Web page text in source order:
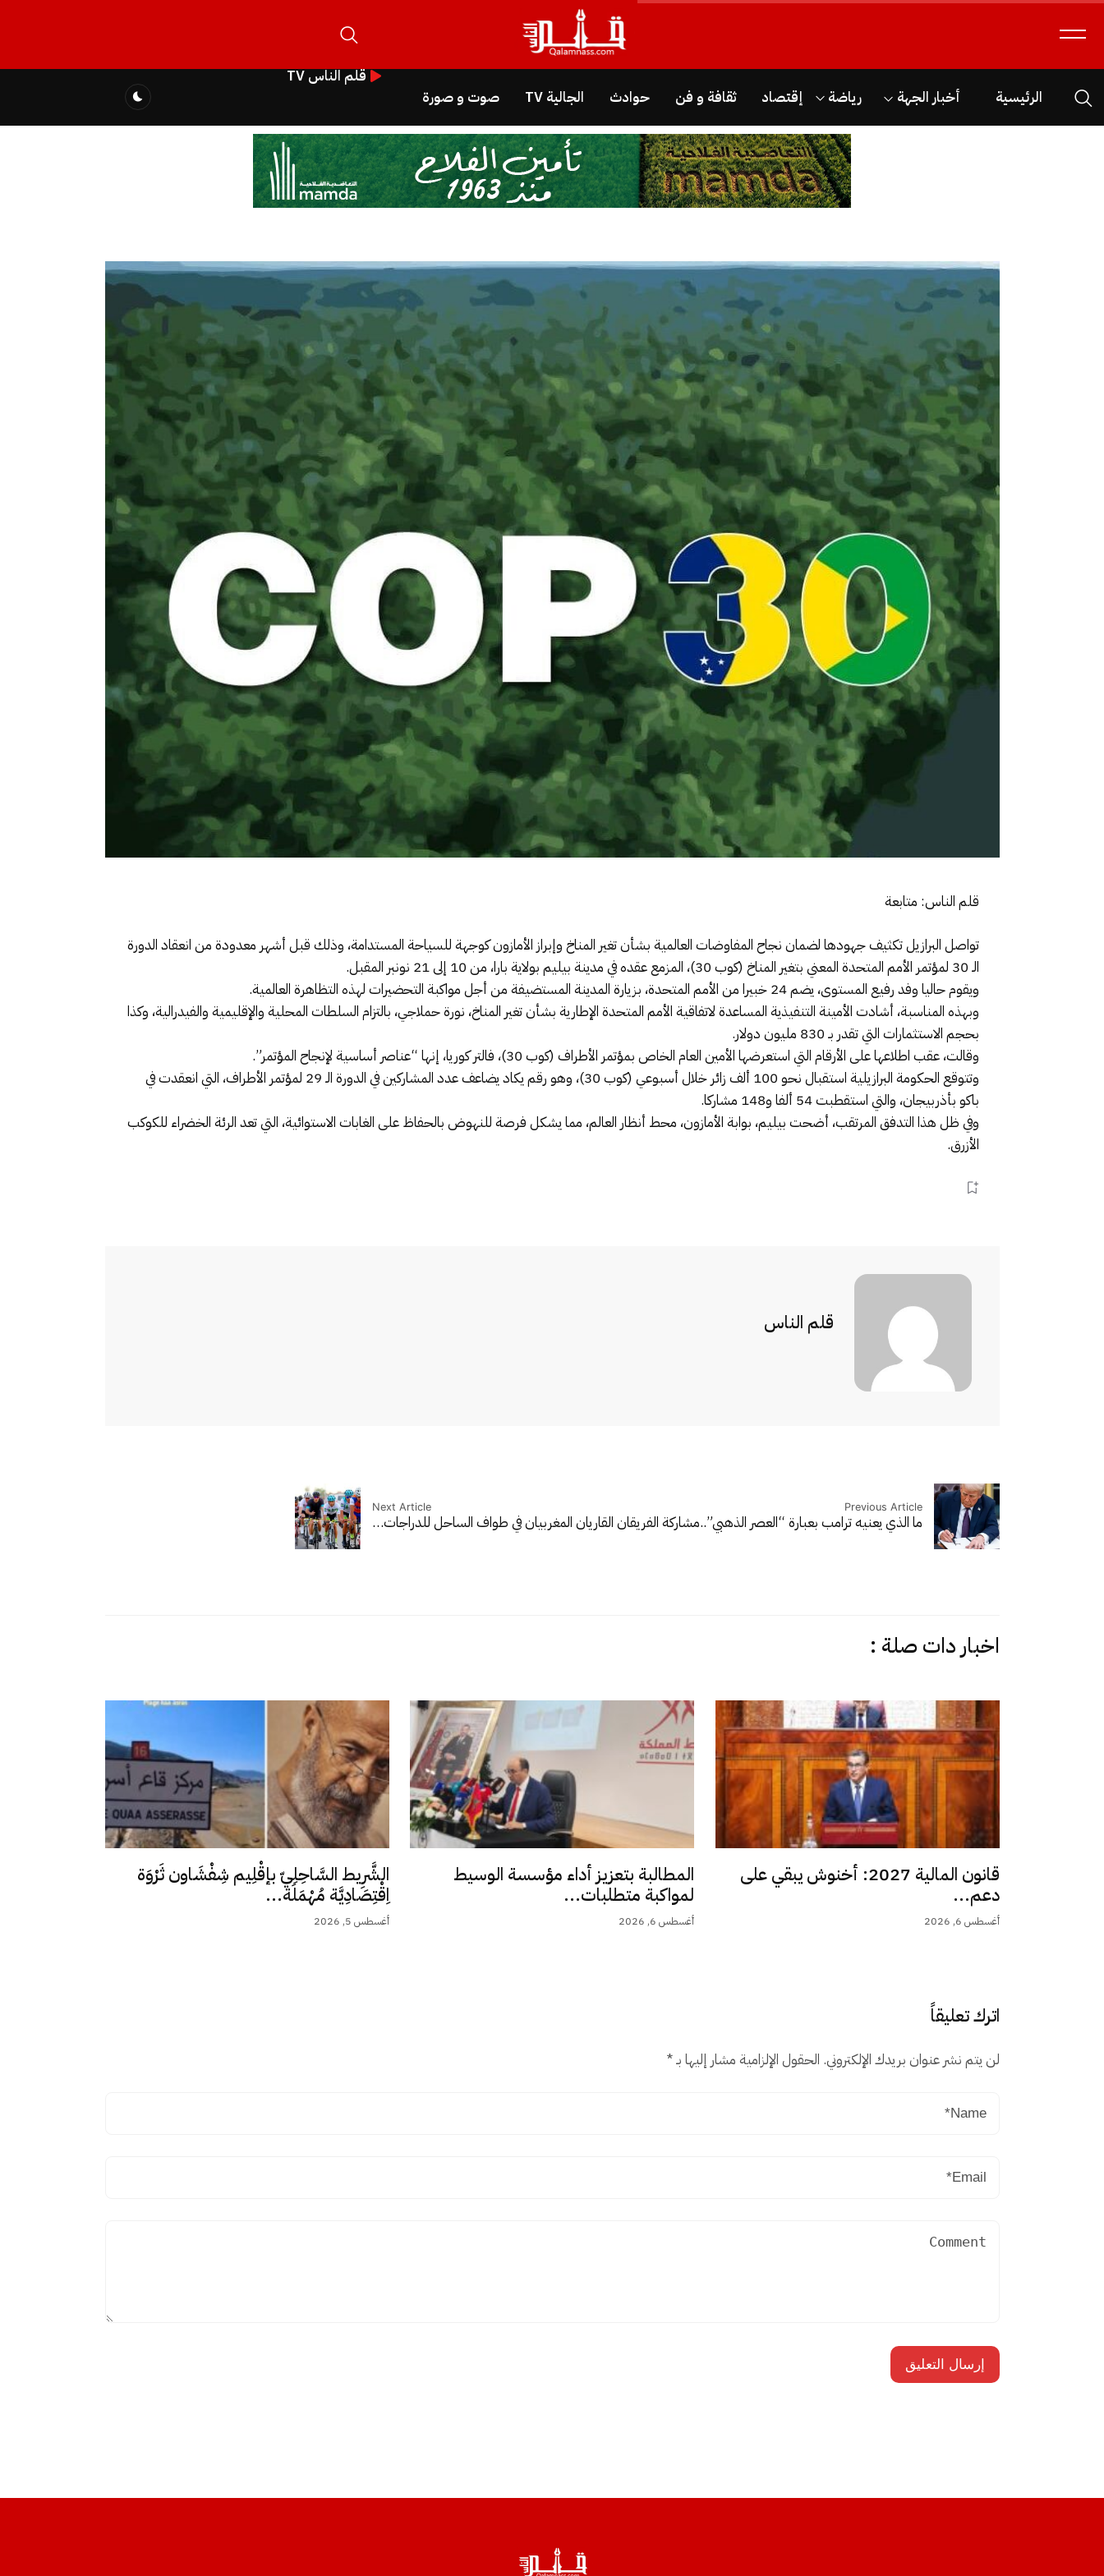
الرئيسية أخبار الجهة رياضة إقتصاد ثقافة و فن حوادث الجالية TV صوت و صورة
قلم الناس TV
قلم الناس: متابعة
تواصل البرازيل تكثيف جهودها لضمان نجاح المفاوضات العالمية بشأن تغير المناخ وإبراز الأمازون كوجهة للسياحة المستدامة، وذلك قبل أشهر معدودة من انعقاد الدورة
الـ 30 لمؤتمر الأمم المتحدة المعني بتغير المناخ (كوب 30)، المزمع عقده في مدينة بيليم بولاية بارا، من 10 إلى 21 نونبر المقبل.
ويقوم حاليا وفد رفيع المستوى، يضم 24 خبيرا من الأمم المتحدة، بزيارة المدينة المستضيفة من أجل مواكبة التحضيرات لهذه التظاهرة العالمية.
وبهذه المناسبة، أشادت الأمينة التنفيذية المساعدة لاتفاقية الأمم المتحدة الإطارية بشأن تغير المناخ، نورة حملاجي، بالتزام السلطات المحلية والإقليمية والفيدرالية، وكذا
بحجم الاستثمارات التي تقدر بـ 830 مليون دولار.
وقالت، عقب اطلاعها على الأرقام التي استعرضها الأمين العام الخاص بمؤتمر الأطراف (كوب 30)، فالتر كوريا، إنها “عناصر أساسية لإنجاح المؤتمر”.
وتتوقع الحكومة البرازيلية استقبال نحو 100 ألف زائر خلال أسبوعي (كوب 30)، وهو رقم يكاد يضاعف عدد المشاركين في الدورة الـ 29 لمؤتمر الأطراف، التي انعقدت في
باكو بأذربيجان، والتي استقطبت 54 ألفا و148 مشاركا.
وفي ظل هذا التدفق المرتقب، أضحت بيليم، بوابة الأمازون، محط أنظار العالم، مما يشكل فرصة للنهوض بالحفاظ على الغابات الاستوائية، التي تعد الرئة الخضراء للكوكب
الأزرق.
قلم الناس
Previous Article
ما الذي يعنيه ترامب بعبارة “العصر الذهبي”..
Next Article
مشاركة الفريقان القاريان المغربيان في طواف الساحل للدراجات…
اخبار دات صلة :
قانون المالية 2027: أخنوش يبقي على
دعم...
أغسطس 6, 2026
المطالبة بتعزيز أداء مؤسسة الوسيط
لمواكبة متطلبات...
أغسطس 6, 2026
الشَّرِيط السَّاحِلِيّ بإقْلِيم شِفْشَاون ثَرْوَة
اِقْتِصَادِيَّة مُهْمَلَة...
أغسطس 5, 2026
اترك تعليقاً
لن يتم نشر عنوان بريدك الإلكتروني. الحقول الإلزامية مشار إليها بـ*